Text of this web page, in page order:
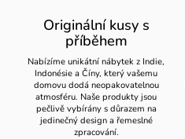
Originální kusy s
příběhem
Nabízíme unikátní nábytek z Indie,
Indonésie a Číny, který vašemu
domovu dodá neopakovatelnou
atmosféru. Naše produkty jsou
pečlivě vybírány s důrazem na
jedinečný design a řemeslné
zpracování.